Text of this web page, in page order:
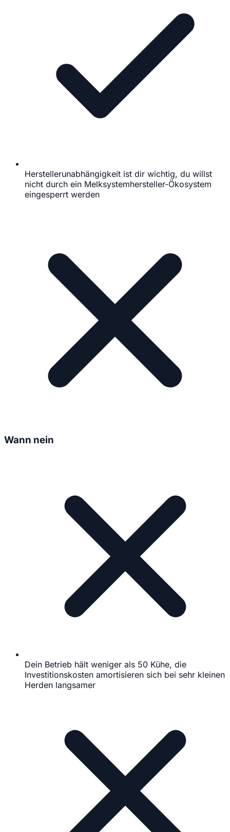
Herstellerunabhängigkeit ist dir wichtig, du willst
nicht durch ein Melksystemhersteller-Ökosystem
eingesperrt werden
Wann nein
Dein Betrieb hält weniger als 50 Kühe, die
Investitionskosten amortisieren sich bei sehr kleinen
Herden langsamer